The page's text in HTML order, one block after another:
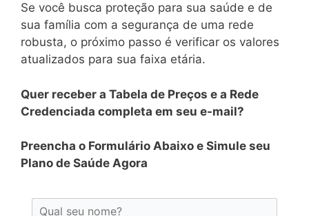
Se você busca proteção para sua saúde e de
sua família com a segurança de uma rede
robusta, o próximo passo é verificar os valores
atualizados para sua faixa etária.
Quer receber a Tabela de Preços e a Rede
Credenciada completa em seu e-mail?
Preencha o Formulário Abaixo e Simule seu
Plano de Saúde Agora